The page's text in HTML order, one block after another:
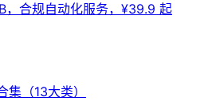
，合规自动化服务，¥39.9 起
（13大类）